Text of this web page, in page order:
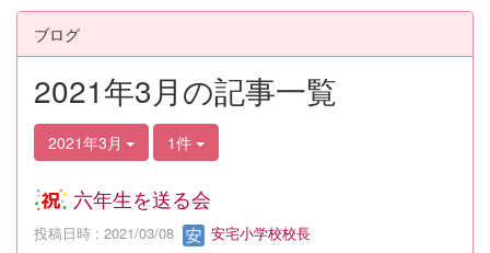
ブログ
2021年3月の記事一覧
2021年3月 1件
六年生を送る会
投稿日時 : 2021/03/08 安宅小学校校長